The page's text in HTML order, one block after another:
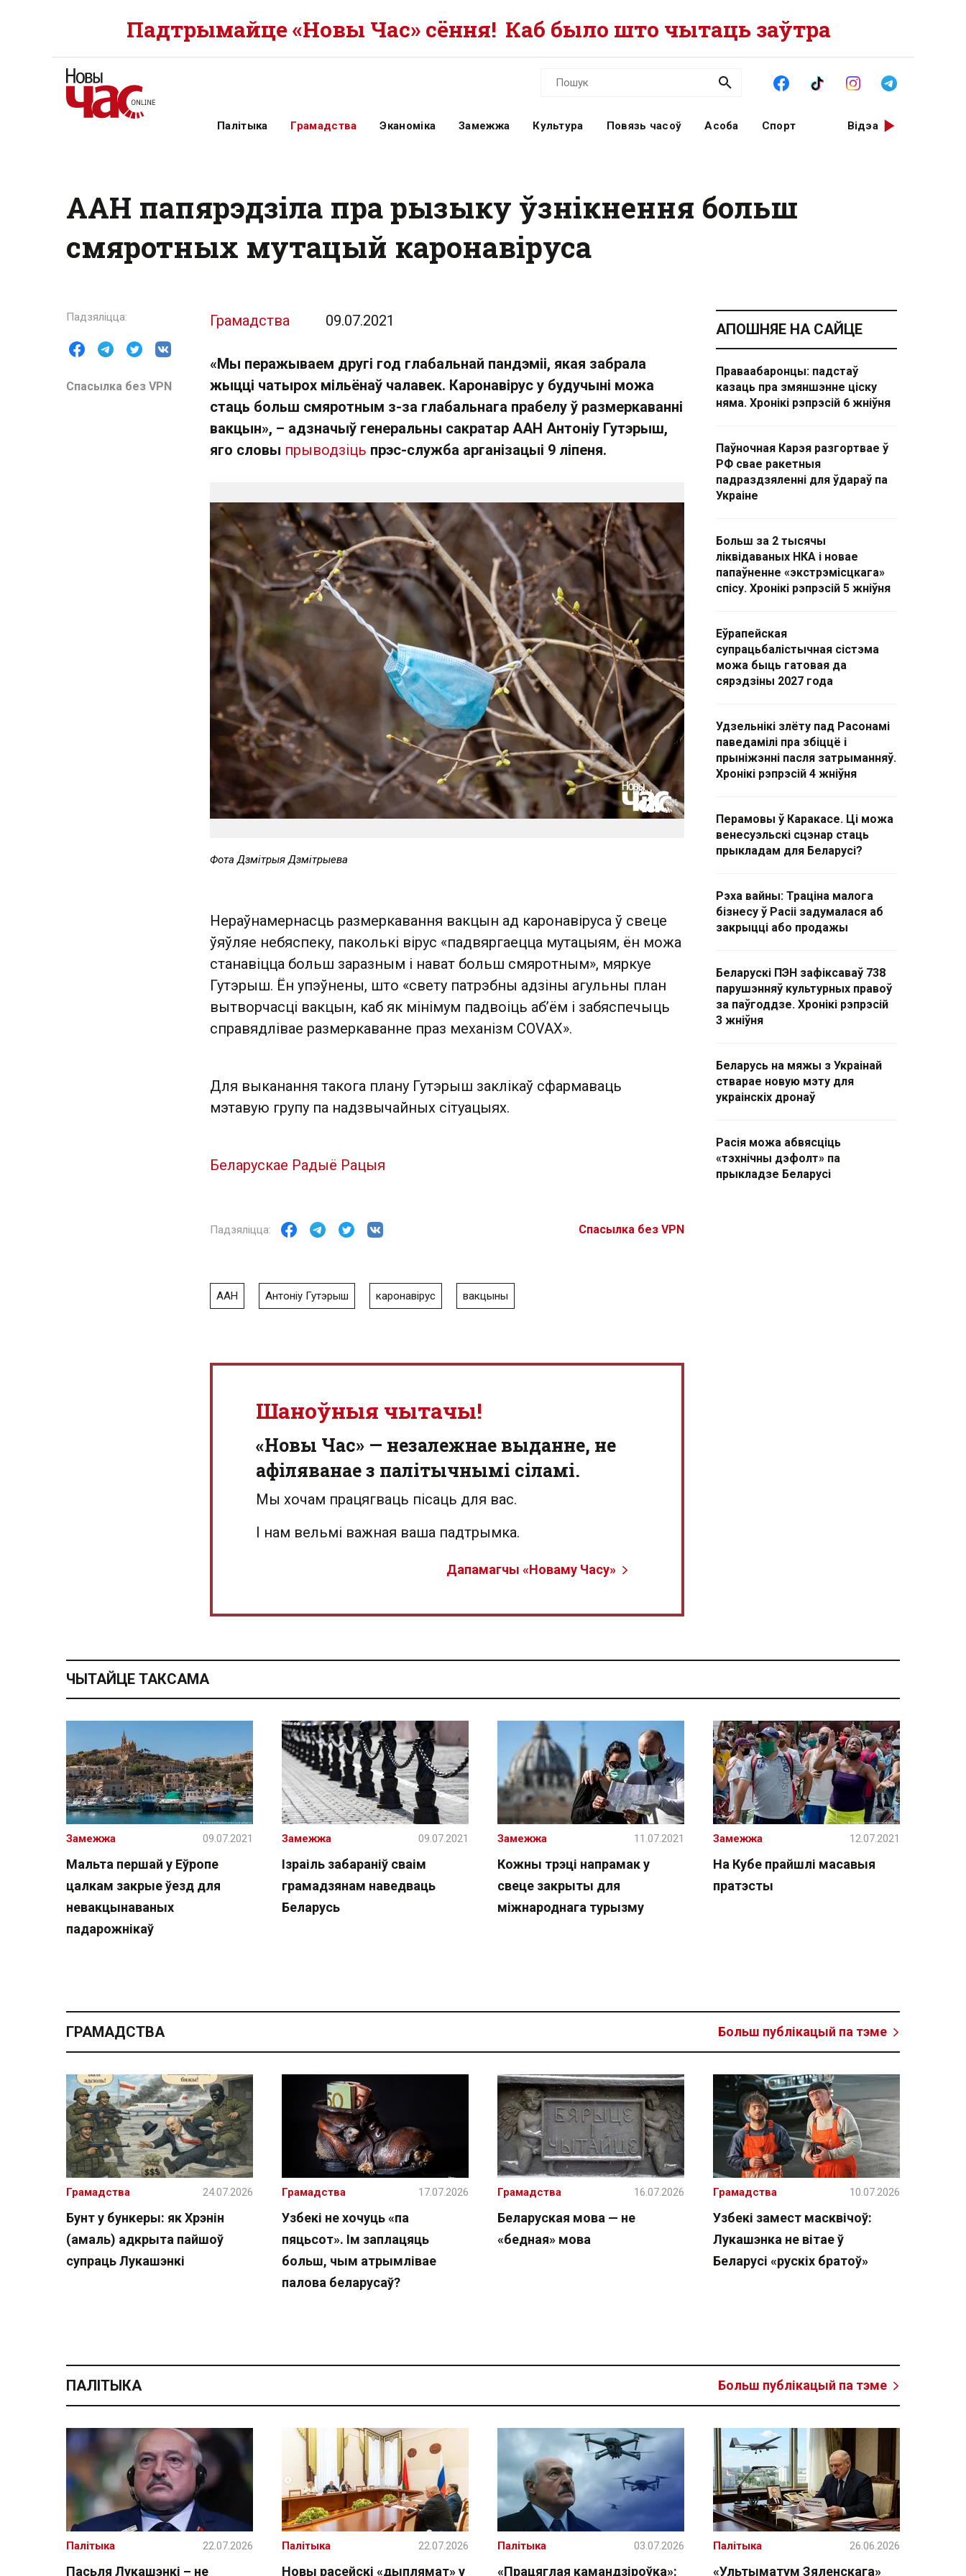
Падтрымайце «Новы Час» сёння! Каб было што чытаць заўтра
Палітыка Грамадства Эканоміка Замежжа Культура Повязь часоў Асоба Спорт Відэа
ААН папярэдзіла пра рызыку ўзнікнення больш
смяротных мутацый каронавіруса
Спасылка без VPN
Грамадства 09.07.2021
«Мы перажываем другі год глабальнай пандэміі, якая забрала
жыцці чатырох мільёнаў чалавек. Каронавірус у будучыні можа
стаць больш смяротным з-за глабальнага прабелу ў размеркаванні
вакцын», – адзначыў генеральны сакратар ААН Антоніу Гутэрыш,
яго словы прыводзіць прэс-служба арганізацыі 9 ліпеня.
Фота Дзмітрыя Дзмітрыева
Нераўнамернасць размеркавання вакцын ад каронавіруса ў свеце
ўяўляе небяспеку, паколькі вірус «падвяргаецца мутацыям, ён можа
станавіцца больш заразным і нават больш смяротным», мяркуе
Гутэрыш. Ён упэўнены, што «свету патрэбны адзіны агульны план
вытворчасці вакцын, каб як мінімум падвоіць аб’ём і забяспечыць
справядлівае размеркаванне праз механізм COVAX».
Для выканання такога плану Гутэрыш заклікаў сфармаваць
мэтавую групу па надзвычайных сітуацыях.
Беларускае Радыё Рацыя
Спасылка без VPN
ААН Антоніу Гутэрыш каронавірус вакцыны
Шаноўныя чытачы!
«Новы Час» — незалежнае выданне, не
афіляванае з палітычнымі сіламі.
Мы хочам працягваць пісаць для вас.
І нам вельмі важная ваша падтрымка.
Дапамагчы «Новаму Часу»
АПОШНЯЕ НА САЙЦЕ
Праваабаронцы: падстаў
казаць пра змяншэнне ціску
няма. Хронікі рэпрэсій 6 жніўня
Паўночная Карэя разгортвае ў
РФ свае ракетныя
падраздзяленні для ўдараў па
Украіне
Больш за 2 тысячы
ліквідаваных НКА і новае
папаўненне «экстрэмісцкага»
спісу. Хронікі рэпрэсій 5 жніўня
Еўрапейская
супрацьбалістычная сістэма
можа быць гатовая да
сярэдзіны 2027 года
Удзельнікі злёту пад Расонамі
паведамілі пра збіццё і
прыніжэнні пасля затрыманняў.
Хронікі рэпрэсій 4 жніўня
Перамовы ў Каракасе. Ці можа
венесуэльскі сцэнар стаць
прыкладам для Беларусі?
Рэха вайны: Траціна малога
бізнесу ў Расіі задумалася аб
закрыцці або продажы
Беларускі ПЭН зафіксаваў 738
парушэнняў культурных правоў
за паўгоддзе. Хронікі рэпрэсій
3 жніўня
Беларусь на мяжы з Украінай
стварае новую мэту для
украінскіх дронаў
Расія можа абвясціць
«тэхнічны дэфолт» па
прыкладзе Беларусі
ЧЫТАЙЦЕ ТАКСАМА
Мальта першай у Еўропе
цалкам закрые ўезд для
невакцынаваных
падарожнікаў
Замежжа 09.07.2021
Ізраіль забараніў сваім
грамадзянам наведваць
Беларусь
Замежжа 09.07.2021
Кожны трэці напрамак у
свеце закрыты для
міжнароднага турызму
Замежжа 11.07.2021
На Кубе прайшлі масавыя
пратэсты
Замежжа 12.07.2021
ГРАМАДСТВА Больш публікацый па тэме
Бунт у бункеры: як Хрэнін
(амаль) адкрыта пайшоў
супраць Лукашэнкі
Грамадства 24.07.2026
Узбекі не хочуць «па
пяцьсот». Ім заплацяць
больш, чым атрымлівае
палова беларусаў?
Грамадства 17.07.2026
Беларуская мова — не
«бедная» мова
Грамадства 16.07.2026
Узбекі замест масквічоў:
Лукашэнка не вітае ў
Беларусі «рускіх братоў»
Грамадства 10.07.2026
ПАЛІТЫКА Больш публікацый па тэме
Пасьля Лукашэнкі – не
Палітыка 22.07.2026
Новы расейскі «дыплямат» у
Палітыка 22.07.2026
«Працяглая камандзіроўка»:
Палітыка 03.07.2026
«Ультыматум Зяленскага»
Палітыка 26.06.2026